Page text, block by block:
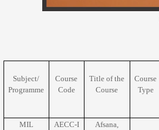
Subject/
Programme
Course
Code
Title of the
Course
Course
Type
MIL
AECC-I
Afsana,